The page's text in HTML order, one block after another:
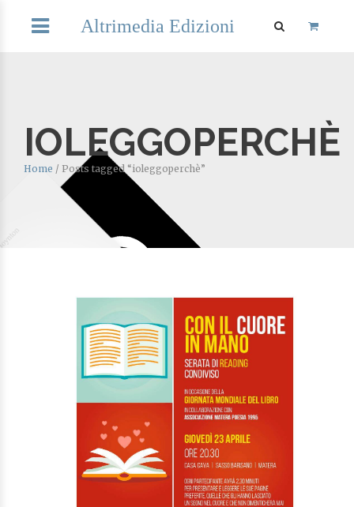
Altrimedia Edizioni
IOLEGGOPERCHÈ
Home / Posts tagged “ioleggoperchè”